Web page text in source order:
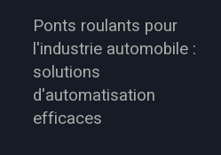
Ponts roulants pour
l'industrie automobile :
solutions
d'automatisation
efficaces